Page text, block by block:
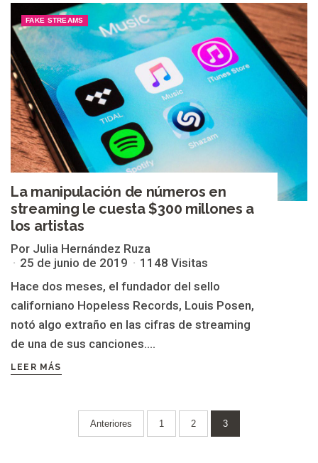
FAKE STREAMS
La manipulación de números en
streaming le cuesta $300 millones a
los artistas
Por Julia Hernández Ruza
25 de junio de 2019
1148 Visitas
Hace dos meses, el fundador del sello
californiano Hopeless Records, Louis Posen,
notó algo extraño en las cifras de streaming
de una de sus canciones....
LEER MÁS
Paginación
Anteriores 1 2 3